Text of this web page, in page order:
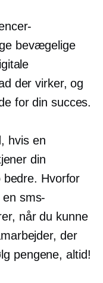
bevægelige
der virker, og
for din succes.
hvis en
din
bedre. Hvorfor
sms-
når du kunne
der
pengene, altid!